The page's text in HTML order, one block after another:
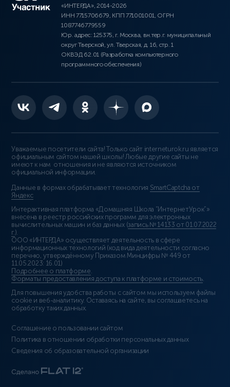
«ИНТЕРДА», 2014-2026
ИНН 7715706679, КПП 771001001, ОГРН
1087746779559
Юр. адрес: 125375, г. Москва, вн.тер.г. муниципальный
округ Тверской, ул. Тверская, д. 16, стр. 1
ОКВЭД 62.01 (Разработка компьютерного
программного обеспечения)
Уважаемые посетители сайта! Только сайт interneturok.ru является
официальным сайтом нашей школы! Любые другие сайты не
имеют к нам отношения и не являются источником
официальной информации.
Данные в формах обрабатывает технология SmartCaptcha от
Яндекс
Интерактивная платформа «Домашняя Школа “ИнтернетУрок”»
внесена в реестр российских программ для электронных
вычислительных машин и баз данных (запись № 14133 от 01.07.2022
г.).
ООО «ИНТЕРДА» осуществляет деятельность в сфере
информационных технологий (код вида деятельности согласно
перечню, утверждённому Приказом Минцифры № 449 от
11.05.2023: 16.01)
Подробнее о платформе.
Форматы предоставления доступа к платформе и стоимость.
Для повышения удобства работы с сайтом мы используем файлы
cookie и веб-аналитику. Оставаясь на сайте, вы соглашаетесь на
обработку таких данных.
Соглашение о пользовании сайтом
Политика в отношении обработки персональных данных
Сведения об образовательной организации